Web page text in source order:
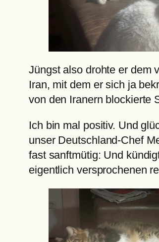
Jüngst also drohte er dem
Iran, mit dem er sich ja
von den Iranern blockierte
Ich bin mal positiv. Und
unser Deutschland-Chef
fast sanftmütig: Und
eigentlich versprochenen